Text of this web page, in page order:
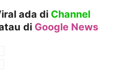
ada di Channel
di Google News